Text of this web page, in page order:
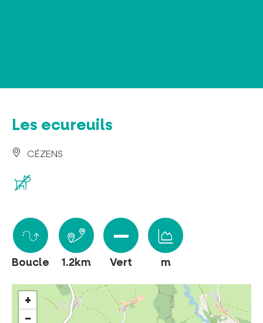
INCONTOURNABLES
Les ecureuils
CÉZENS
Boucle 1.2km Vert m
+
−